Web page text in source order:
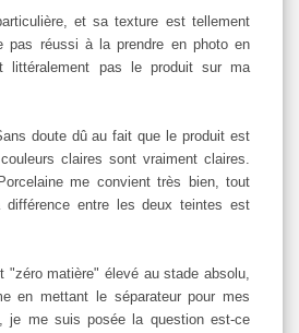
et sa texture est tellement
pas réussi à la prendre en photo en
littéralement pas le produit sur ma
doute dû au fait que le produit est
claires sont vraiment claires.
me convient très bien, tout
différence entre les deux teintes est
"zéro matière" élevé au stade absolu,
en mettant le séparateur pour mes
je me suis posée la question est-ce